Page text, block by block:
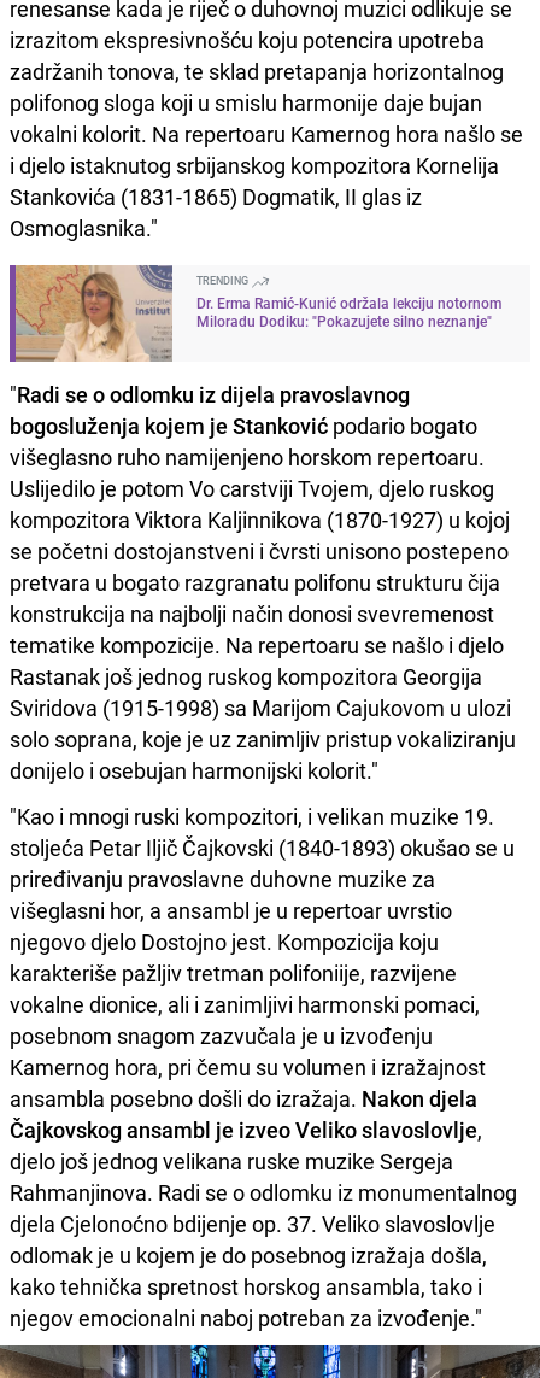
renesanse kada je riječ o duhovnoj muzici odlikuje se
izrazitom ekspresivnošću koju potencira upotreba
zadržanih tonova, te sklad pretapanja horizontalnog
polifonog sloga koji u smislu harmonije daje bujan
vokalni kolorit. Na repertoaru Kamernog hora našlo se
i djelo istaknutog srbijanskog kompozitora Kornelija
Stankovića (1831-1865) Dogmatik, II glas iz
Osmoglasnika."
TRENDING
Dr. Erma Ramić-Kunić održala lekciju notornom
Miloradu Dodiku: "Pokazujete silno neznanje"
"Radi se o odlomku iz dijela pravoslavnog
bogosluženja kojem je Stanković podario bogato
višeglasno ruho namijenjeno horskom repertoaru.
Uslijedilo je potom Vo carstviji Tvojem, djelo ruskog
kompozitora Viktora Kaljinnikova (1870-1927) u kojoj
se početni dostojanstveni i čvrsti unisono postepeno
pretvara u bogato razgranatu polifonu strukturu čija
konstrukcija na najbolji način donosi svevremenost
tematike kompozicije. Na repertoaru se našlo i djelo
Rastanak još jednog ruskog kompozitora Georgija
Sviridova (1915-1998) sa Marijom Cajukovom u ulozi
solo soprana, koje je uz zanimljiv pristup vokaliziranju
donijelo i osebujan harmonijski kolorit."
"Kao i mnogi ruski kompozitori, i velikan muzike 19.
stoljeća Petar Iljič Čajkovski (1840-1893) okušao se u
priređivanju pravoslavne duhovne muzike za
višeglasni hor, a ansambl je u repertoar uvrstio
njegovo djelo Dostojno jest. Kompozicija koju
karakteriše pažljiv tretman polifoniije, razvijene
vokalne dionice, ali i zanimljivi harmonski pomaci,
posebnom snagom zazvučala je u izvođenju
Kamernog hora, pri čemu su volumen i izražajnost
ansambla posebno došli do izražaja. Nakon djela
Čajkovskog ansambl je izveo Veliko slavoslovlje,
djelo još jednog velikana ruske muzike Sergeja
Rahmanjinova. Radi se o odlomku iz monumentalnog
djela Cjelonoćno bdijenje op. 37. Veliko slavoslovlje
odlomak je u kojem je do posebnog izražaja došla,
kako tehnička spretnost horskog ansambla, tako i
njegov emocionalni naboj potreban za izvođenje."